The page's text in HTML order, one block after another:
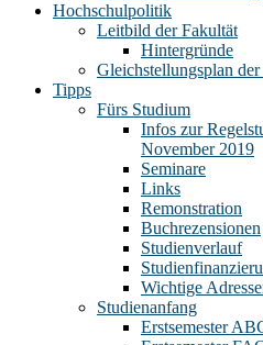
Hochschulpolitik
Leitbild der Fakultät
Hintergründe
Gleichstellungsplan
Tipps
Fürs Studium
Infos zur
November 2019
Seminare
Links
Remonstration
Buchrezensionen
Studienverlauf
Wichtige
Studienanfang
Erstsemester